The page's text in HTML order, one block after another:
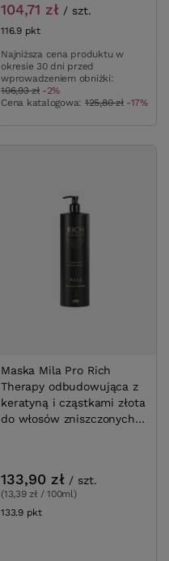
250ml + odżywka 150ml
104,71 zł / szt.
116.9 pktpunktów
Najniższa cena produktu w
okresie 30 dni przed
wprowadzeniem obniżki:
106,93 zł -2%
Cena katalogowa: 125,80 zł -17%
Maska Mila Pro Rich
Therapy odbudowująca z
keratyną i cząstkami złota
do włosów zniszczonych
133,90 zł / szt.
(13,39 zł / 100ml)
133.9 pktpunktów